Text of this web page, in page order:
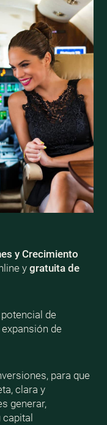
y Crecimiento
ygratuita de
de
de
para que
clara y
generar,